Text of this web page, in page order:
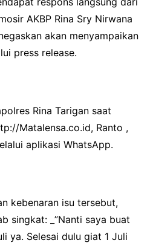
AKBP Rina Sry Nirwana
akan menyampaikan
press release.
Rina Tarigan saat
Matalensa.co.id, Ranto ,
aplikasi WhatsApp.
kebenaran isu tersebut,
singkat: _”Nanti saya buat
ya. Selesai dulu giat 1 Juli